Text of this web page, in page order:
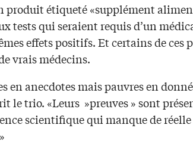
produit étiqueté «supplément
tests qui seraient requis d’un
effets positifs. Et certains de ces
vrais médecins.
en anecdotes mais pauvres en
le trio. «Leurs »preuves » sont
scientifique qui manque de réelle